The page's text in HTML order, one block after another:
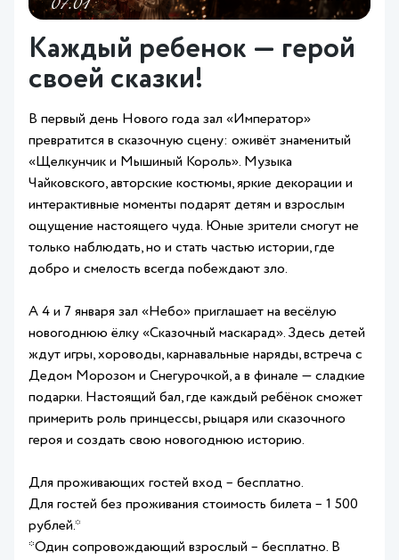
Каждый ребенок — герой
своей сказки!
В первый день Нового года зал «Император»
превратится в сказочную сцену: оживёт знаменитый
«Щелкунчик и Мышиный Король». Музыка
Чайковского, авторские костюмы, яркие декорации и
интерактивные моменты подарят детям и взрослым
ощущение настоящего чуда. Юные зрители смогут не
только наблюдать, но и стать частью истории, где
добро и смелость всегда побеждают зло.
А 4 и 7 января зал «Небо» приглашает на весёлую
новогоднюю ёлку «Сказочный маскарад». Здесь детей
ждут игры, хороводы, карнавальные наряды, встреча с
Дедом Морозом и Снегурочкой, а в финале — сладкие
подарки. Настоящий бал, где каждый ребёнок сможет
примерить роль принцессы, рыцаря или сказочного
героя и создать свою новогоднюю историю.
Для проживающих гостей вход – бесплатно.
Для гостей без проживания стоимость билета – 1 500
рублей.*
*Один сопровождающий взрослый – бесплатно. В